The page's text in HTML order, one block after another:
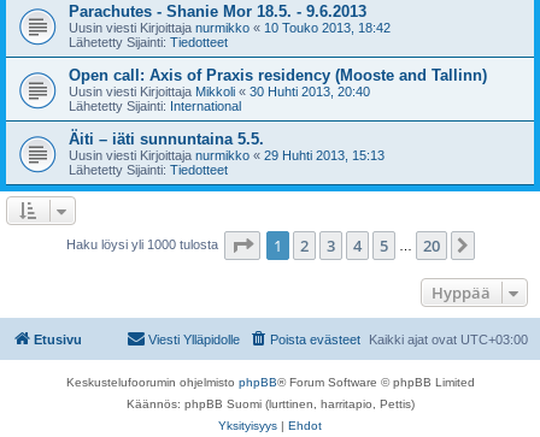
Parachutes - Shanie Mor 18.5. - 9.6.2013
Uusin viesti Kirjoittaja nurmikko « 10 Touko 2013, 18:42
Lähetetty Sijainti: Tiedotteet
Open call: Axis of Praxis residency (Mooste and Tallinn)
Uusin viesti Kirjoittaja Mikkoli « 30 Huhti 2013, 20:40
Lähetetty Sijainti: International
Äiti – iäti sunnuntaina 5.5.
Uusin viesti Kirjoittaja nurmikko « 29 Huhti 2013, 15:13
Lähetetty Sijainti: Tiedotteet
Haku löysi yli 1000 tulosta Sivu /20
1 2 3 4 5 20
Hyppää
Etusivu Kaikki ajat ovat UTC+03:00
Poista evästeet
Viesti Ylläpidolle
Keskustelufoorumin ohjelmisto phpBB® Forum Software © phpBB Limited
Käännös: phpBB Suomi (lurttinen, harritapio, Pettis)
Yksityisyys | Ehdot